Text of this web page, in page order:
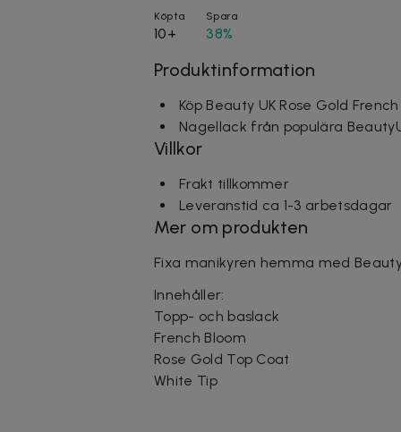
Köpta
10+
Spara
38%
Produktinformation
Köp Beauty UK Rose Gold
Nagellack från populära
Villkor
Frakt tillkommer
Leveranstid ca 1-3 arbetsdagar
Mer om produkten
Fixa manikyren hemma med
Innehåller:
Topp- och baslack
French Bloom
Rose Gold Top Coat
White Tip